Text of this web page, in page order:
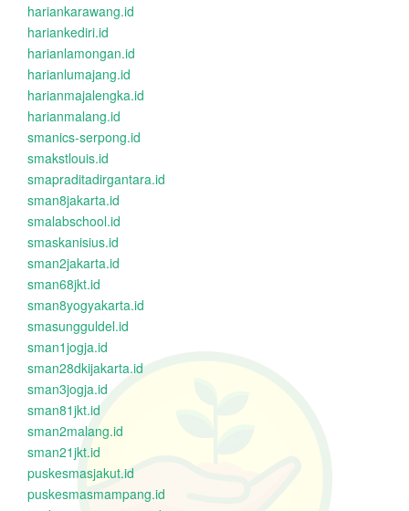
hariankarawang.id
hariankediri.id
harianlamongan.id
harianlumajang.id
harianmajalengka.id
harianmalang.id
smanics-serpong.id
smakstlouis.id
smapraditadirgantara.id
sman8jakarta.id
smalabschool.id
smaskanisius.id
sman2jakarta.id
sman68jkt.id
sman8yogyakarta.id
smasungguldel.id
sman1jogja.id
sman28dkijakarta.id
sman3jogja.id
sman81jkt.id
sman2malang.id
sman21jkt.id
puskesmasjakut.id
puskesmasmampang.id